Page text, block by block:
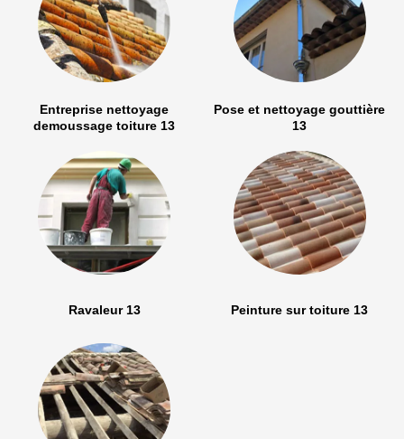
Entreprise nettoyage
demoussage toiture 13
Pose et nettoyage gouttière
13
Ravaleur 13 Peinture sur toiture 13